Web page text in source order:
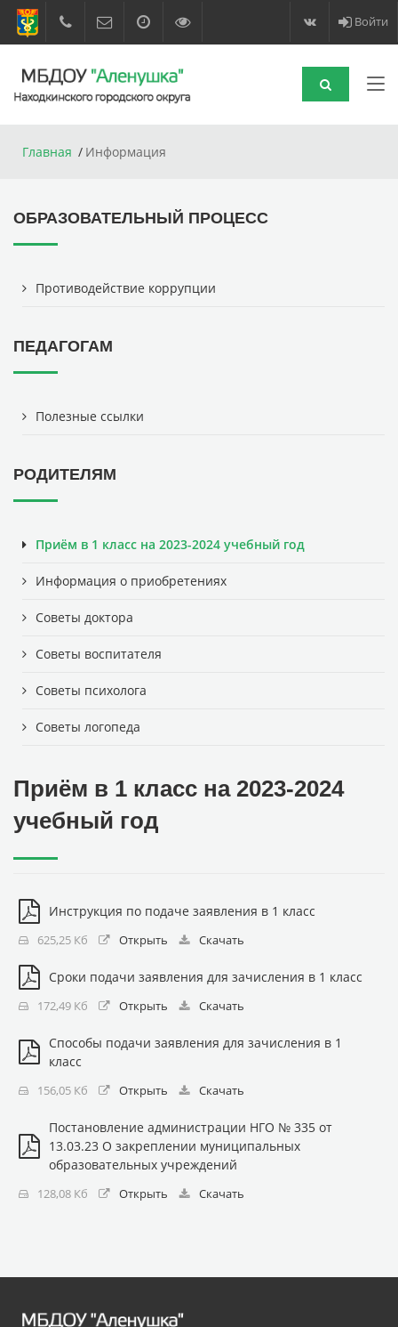
Войти
Главная Информация
ОБРАЗОВАТЕЛЬНЫЙ ПРОЦЕСС
Противодействие коррупции
ПЕДАГОГАМ
Полезные ссылки
РОДИТЕЛЯМ
Приём в 1 класс на 2023-2024 учебный год
Информация о приобретениях
Советы доктора
Советы воспитателя
Советы психолога
Советы логопеда
Приём в 1 класс на 2023-2024
учебный год
Инструкция по подаче заявления в 1 класс
625,25 Кб Открыть Скачать
Сроки подачи заявления для зачисления в 1 класс
172,49 Кб Открыть Скачать
Способы подачи заявления для зачисления в 1
класс
156,05 Кб Открыть Скачать
Постановление администрации НГО № 335 от
13.03.23 О закреплении муниципальных
образовательных учреждений
128,08 Кб Открыть Скачать